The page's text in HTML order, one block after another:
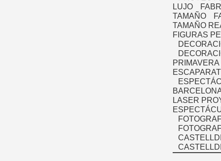
LUJO
TAMAÑO
TAMAÑO
FIGURAS
PRIMAVERA
LASER